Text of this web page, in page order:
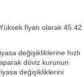
fiyatı olarak 45.42
değişikliklerine hızlı
döviz kurunun
değişikliklerini